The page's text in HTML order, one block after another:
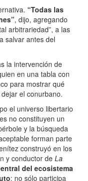
“Todas las
, dijo, agregando
arbitrariedad”, a las
salvar antes del
la intervención de
en una tabla con
para mostrar qué
el conurbano.
el universo libertario
no constituyen un
y la búsqueda
forman parte
construyó en los
y conductor deLa
del ecosistema
: no sólo participa